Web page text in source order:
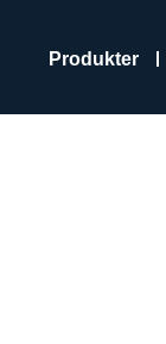
Produkter